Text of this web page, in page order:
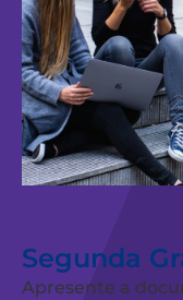
Segunda
Apresente a